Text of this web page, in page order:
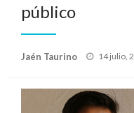
público
Jaén Taurino
Publicado
14 julio,